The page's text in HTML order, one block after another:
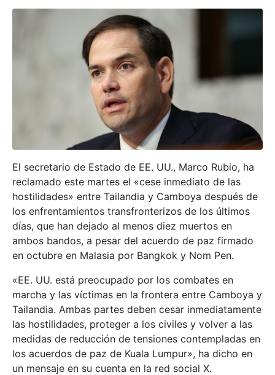
El secretario de Estado de EE. UU., Marco Rubio, ha
reclamado este martes el «cese inmediato de las
hostilidades» entre Tailandia y Camboya después de
los enfrentamientos transfronterizos de los últimos
días, que han dejado al menos diez muertos en
ambos bandos, a pesar del acuerdo de paz firmado
en octubre en Malasia por Bangkok y Nom Pen.
«EE. UU. está preocupado por los combates en
marcha y las víctimas en la frontera entre Camboya y
Tailandia. Ambas partes deben cesar inmediatamente
las hostilidades, proteger a los civiles y volver a las
medidas de reducción de tensiones contempladas en
los acuerdos de paz de Kuala Lumpur», ha dicho en
un mensaje en su cuenta en la red social X.